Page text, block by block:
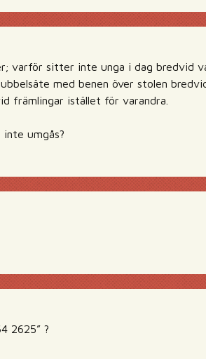
varför sitter inte unga i dag bredvid
med benen över stolen
främlingar istället för varandra.
umgås?
2625” ?